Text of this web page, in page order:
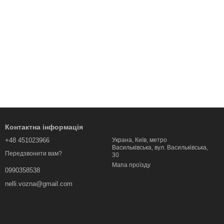
Контактна інформація
+48 451023966
Передзвонити вам?
0990358538
nelli.vozna@gmail.com
Украна, Київ, метро
Васильківська, вул. Васильківська,
30
Мапа проїзду